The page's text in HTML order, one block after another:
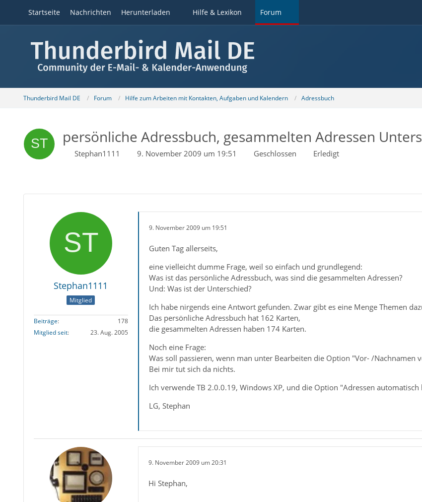
Startseite Nachrichten Herunterladen Hilfe & Lexikon Forum
Thunderbird Mail DE Forum Hilfe zum Arbeiten mit Kontakten, Aufgaben und Kalendern Adressbuch
persönliche Adressbuch, gesammelten Adressen
Stephan1111 9. November 2009 um 19:51 Geschlossen Erledigt
Stephan1111
Mitglied
Beiträge
178
Mitglied seit
23. Aug. 2005
9. November 2009 um 19:51
Guten Tag allerseits,
eine vielleicht dumme Frage, weil so einfach und grundlegend:
Was ist das persönliche Adressbuch, was sind die gesammelten Adressen?
Und: Was ist der Unterschied?
Ich habe nirgends eine Antwort gefunden. Zwar gibt es eine Menge Themen
Das persönliche Adressbuch hat 162 Karten,
die gesammelten Adressen haben 174 Karten.
Noch eine Frage:
Was soll passieren, wenn man unter Bearbeiten die Option "Vor- /Nachnamen
Bei mir tut sich da nichts.
Ich verwende TB 2.0.0.19, Windows XP, und die Option "Adressen
LG, Stephan
9. November 2009 um 20:31
Hi Stephan,